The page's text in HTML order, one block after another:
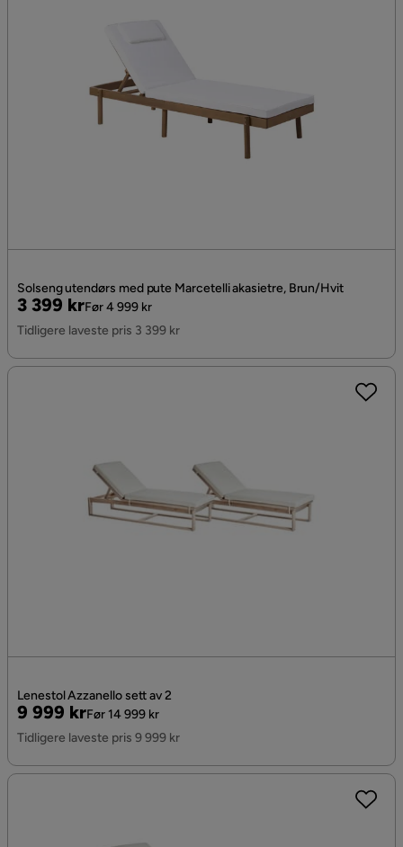
Solseng utendørs med pute Marcetelli akasietre, Brun/Hvit
Pris
3 399 kr
Original
Pris
Før 4 999 kr
Tidligere laveste pris 3 399 kr
Lenestol Azzanello sett av 2
Pris
9 999 kr
Original
Pris
Før 14 999 kr
Tidligere laveste pris 9 999 kr